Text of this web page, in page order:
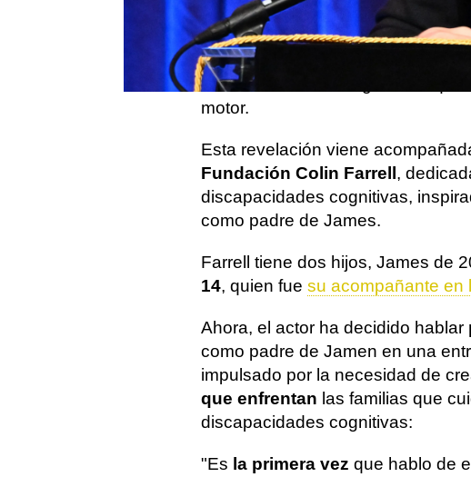
El actorColin Farrell
ha dado un
personal y pública al compartir
James
rara condición neurogenética que
motor.
Esta revelación viene
Fundación Colin Farrell ,
discapacidades cognitivas,
como padre de James.
Farrell tiene dos hijos, James de
14, quien fue su acompañante en
Ahora, el actor ha decidido hablar
como padre de Jamen en una
impulsado por la necesidad de
que enfrentan las familias que
discapacidades cognitivas:
"Es la primera vez que hablo de